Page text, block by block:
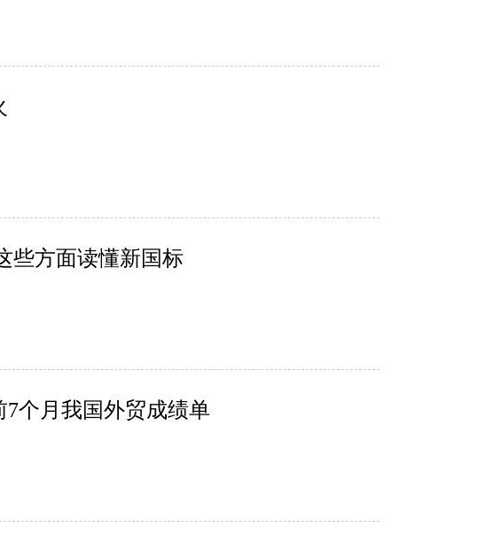
些方面读懂新国标
个月我国外贸成绩单